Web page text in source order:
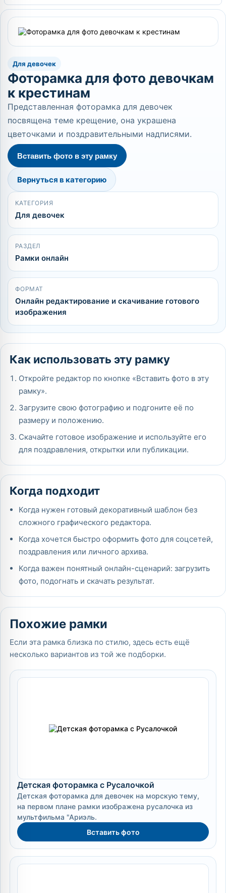
Для девочек
Фоторамка для фото девочкам
к крестинам
Представленная фоторамка для девочек
посвящена теме крещение, она украшена
цветочками и поздравительными надписями.
Вставить фото в эту рамку
Вернуться в категорию
КАТЕГОРИЯ
Для девочек
РАЗДЕЛ
Рамки онлайн
ФОРМАТ
Онлайн редактирование и скачивание готового
изображения
Как использовать эту рамку
Откройте редактор по кнопке «Вставить фото в эту
рамку».
Загрузите свою фотографию и подгоните её по
размеру и положению.
Скачайте готовое изображение и используйте его
для поздравления, открытки или публикации.
Когда подходит
Когда нужен готовый декоративный шаблон без
сложного графического редактора.
Когда хочется быстро оформить фото для соцсетей,
поздравления или личного архива.
Когда важен понятный онлайн-сценарий: загрузить
фото, подогнать и скачать результат.
Похожие рамки
Если эта рамка близка по стилю, здесь есть ещё
несколько вариантов из той же подборки.
Детская фоторамка с Русалочкой
Детская фоторамка для девочек на морскую тему,
на первом плане рамки изображена русалочка из
мультфильма "Ариэль.
Вставить фото